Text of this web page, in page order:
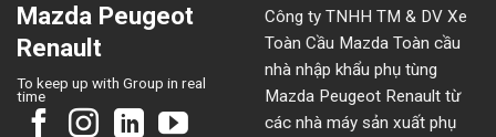
Mazda Peugeot
Renault
To keep up with Group in real
time
Công ty TNHH TM & DV Xe
Toàn Cầu Mazda Toàn cầu
nhà nhập khẩu phụ tùng
Mazda Peugeot Renault từ
các nhà máy sản xuất phụ